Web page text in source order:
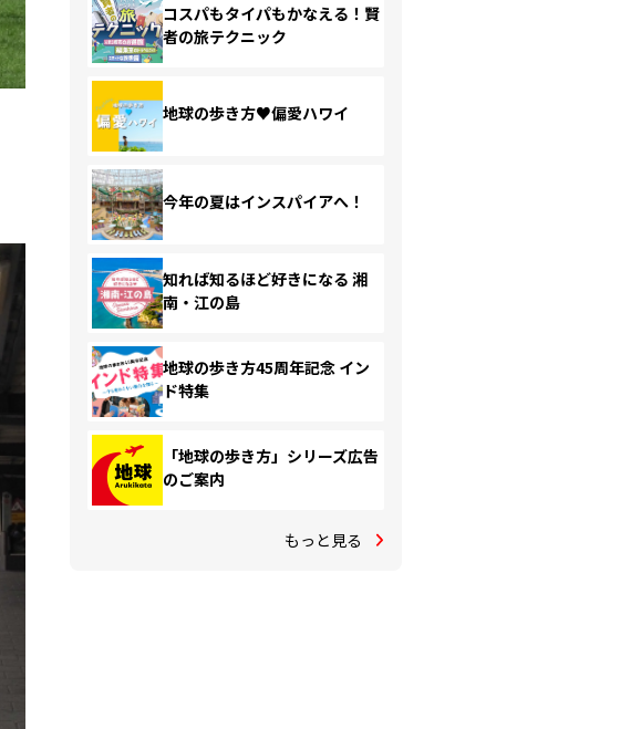
コスパもタイパもかなえる！賢
者の旅テクニック
地球の歩き方♥偏愛ハワイ
今年の夏はインスパイアへ！
知れば知るほど好きになる 湘
南・江の島
地球の歩き方45周年記念 イン
ド特集
「地球の歩き方」シリーズ広告
のご案内
もっと見る